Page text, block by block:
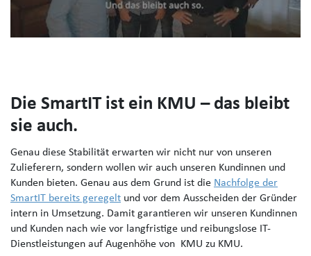
Die SmartIT ist ein KMU – das bleibt
sie auch.
Genau diese Stabilität erwarten wir nicht nur von unseren
Zulieferern, sondern wollen wir auch unseren Kundinnen und
Kunden bieten. Genau aus dem Grund ist die Nachfolge der
SmartIT bereits geregelt und vor dem Ausscheiden der Gründer
intern in Umsetzung. Damit garantieren wir unseren Kundinnen
und Kunden nach wie vor langfristige und reibungslose IT-
Dienstleistungen auf Augenhöhe von KMU zu KMU.